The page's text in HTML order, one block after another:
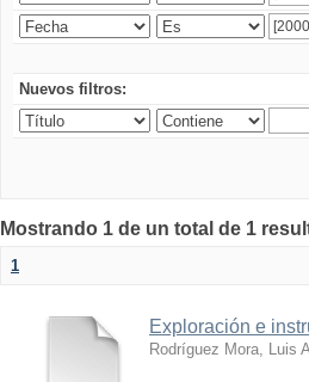
Nuevos filtros:
Mostrando 1 de un total de 1
1
Exploración e
Rodríguez Mora, Luis